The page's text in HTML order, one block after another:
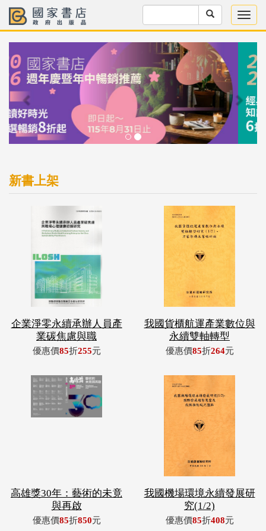
新書上架
企業淨零永續承辦人員產
業碳焦慮與職
優惠價85折255元
我國貨櫃航運產業數位與
永續雙軸轉型
優惠價85折264元
高雄獎30年：藝術的未竟
與再啟
優惠價85折850元
我國機場環境永續發展研
究(1/2)
優惠價85折408元